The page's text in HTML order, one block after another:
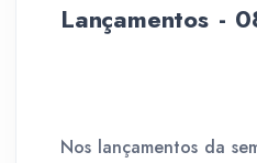
Lançamentos -
Nos lançamentos da